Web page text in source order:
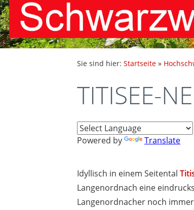
Sie sind hier: Startseite »
TITISEE-
Powered by Translate
Idyllisch in einem Seitental
Langenordnach eine
Langenordnacher noch